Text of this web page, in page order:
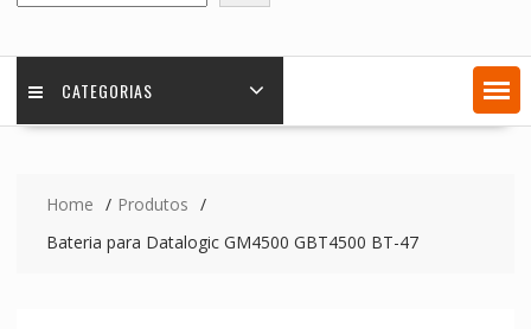
CATEGORIAS
Home
Produtos
Bateria para Datalogic GM4500 GBT4500 BT-47